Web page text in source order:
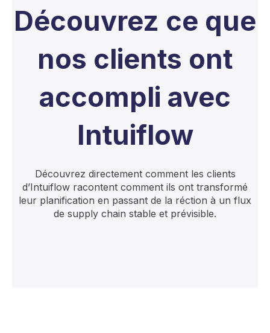
Découvrez ce que
nos clients ont
accompli avec
Intuiflow
Découvrez directement comment les clients
d’Intuiflow racontent comment ils ont transformé
leur planification en passant de la réction à un flux
de supply chain stable et prévisible.